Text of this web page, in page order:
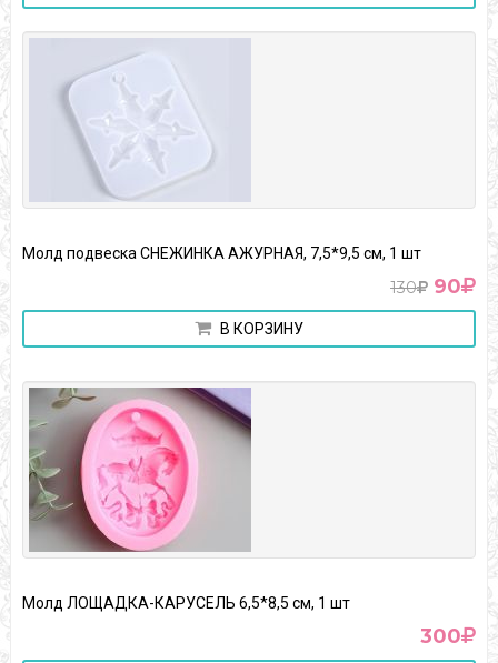
Молд подвеска СНЕЖИНКА АЖУРНАЯ, 7,5*9,5 см, 1 шт
130 90
В КОРЗИНУ
Молд ЛОЩАДКА-КАРУСЕЛЬ 6,5*8,5 см, 1 шт
300